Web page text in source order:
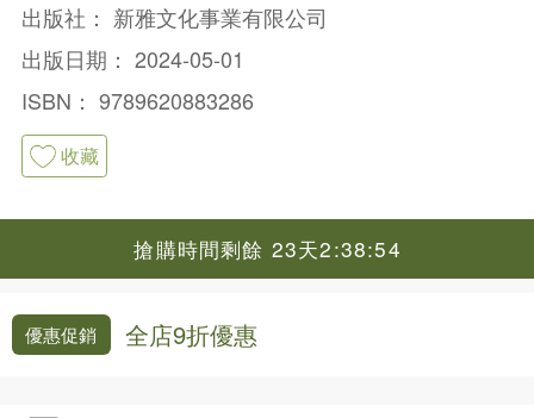
出版社： 新雅文化事業有限公司
出版日期： 2024-05-01
ISBN： 9789620883286
收藏
搶購時間剩餘 23天2:38:54
優惠促銷 全店9折優惠